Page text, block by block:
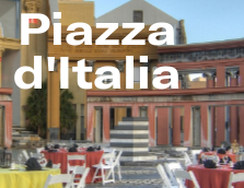
Piazza
d'Italia